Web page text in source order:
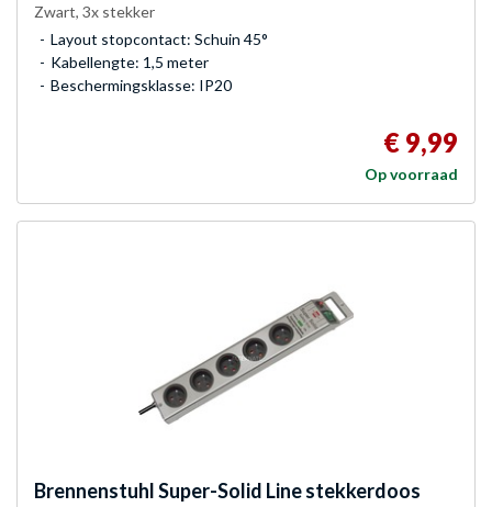
Zwart, 3x stekker
Layout stopcontact: Schuin 45°
Kabellengte: 1,5 meter
Beschermingsklasse: IP20
€ 9,99
Op voorraad
BrennenstuhlSuper-Solid Line stekkerdoos